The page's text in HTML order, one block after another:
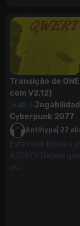
Transição de
com V2.12)
all
Cyberpunk 2077
Antihype 27
Este mod torna o
AZERTY.Depois